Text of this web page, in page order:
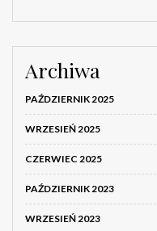
Archiwa
PAŹDZIERNIK 2025
WRZESIEŃ 2025
CZERWIEC 2025
PAŹDZIERNIK 2023
WRZESIEŃ 2023